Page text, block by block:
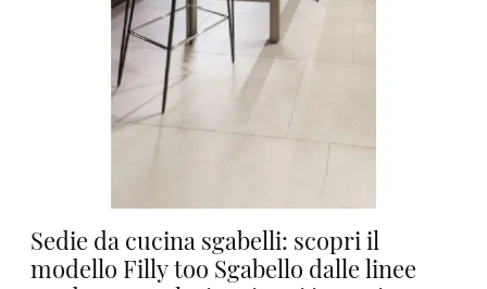
Sedie da cucina sgabelli: scopri il
modello Filly too Sgabello dalle linee